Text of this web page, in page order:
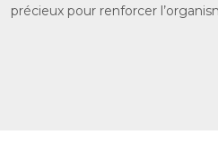
●
précieux pour renforcer